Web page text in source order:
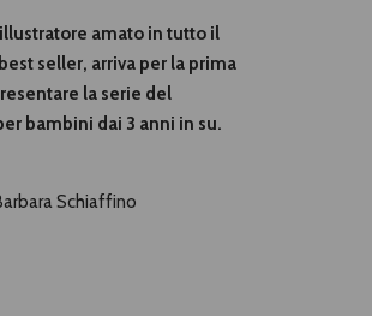
amato in tutto il
seller, arriva per la prima
la serie del
bambini dai 3 anni in su.
Schiaffino